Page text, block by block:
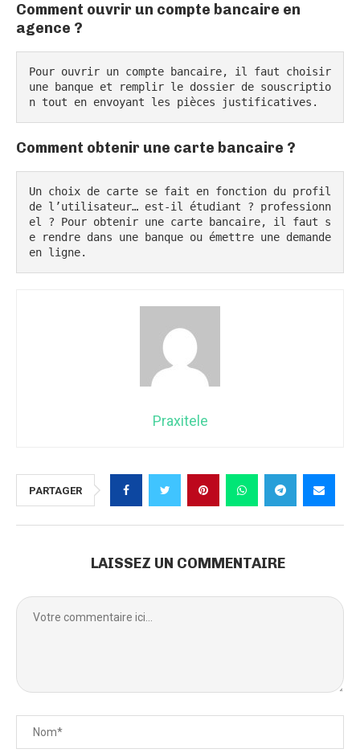
Comment ouvrir un compte bancaire en
agence ?
Pour ouvrir un compte bancaire, il faut choisir
une banque et remplir le dossier de souscriptio
n tout en envoyant les pièces justificatives.
Comment obtenir une carte bancaire ?
Un choix de carte se fait en fonction du profil
de l’utilisateur… est-il étudiant ? professionn
el ? Pour obtenir une carte bancaire, il faut s
e rendre dans une banque ou émettre une demande
en ligne.
Praxitele
PARTAGER
LAISSEZ UN COMMENTAIRE